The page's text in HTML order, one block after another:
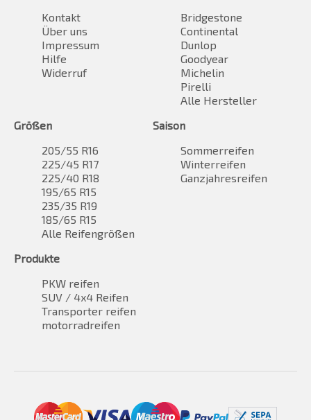
Kontakt
Über uns
Impressum
Hilfe
Widerruf
Bridgestone
Continental
Dunlop
Goodyear
Michelin
Pirelli
Alle Hersteller
Größen
205/55 R16
225/45 R17
225/40 R18
195/65 R15
235/35 R19
185/65 R15
Alle Reifengrößen
Saison
Sommerreifen
Winterreifen
Ganzjahresreifen
Produkte
PKW reifen
SUV / 4x4 Reifen
Transporter reifen
motorradreifen